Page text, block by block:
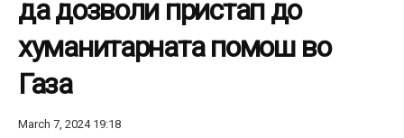
да дозволи пристап до
хуманитарната помош во
Газа
March 7, 2024 19:18